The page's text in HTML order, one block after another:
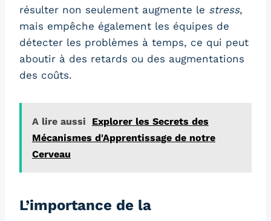
résulter non seulement augmente le stress,
mais empêche également les équipes de
détecter les problèmes à temps, ce qui peut
aboutir à des retards ou des augmentations
des coûts.
A lire aussi
Explorer les Secrets des
Mécanismes d'Apprentissage de notre
Cerveau
L’importance de la